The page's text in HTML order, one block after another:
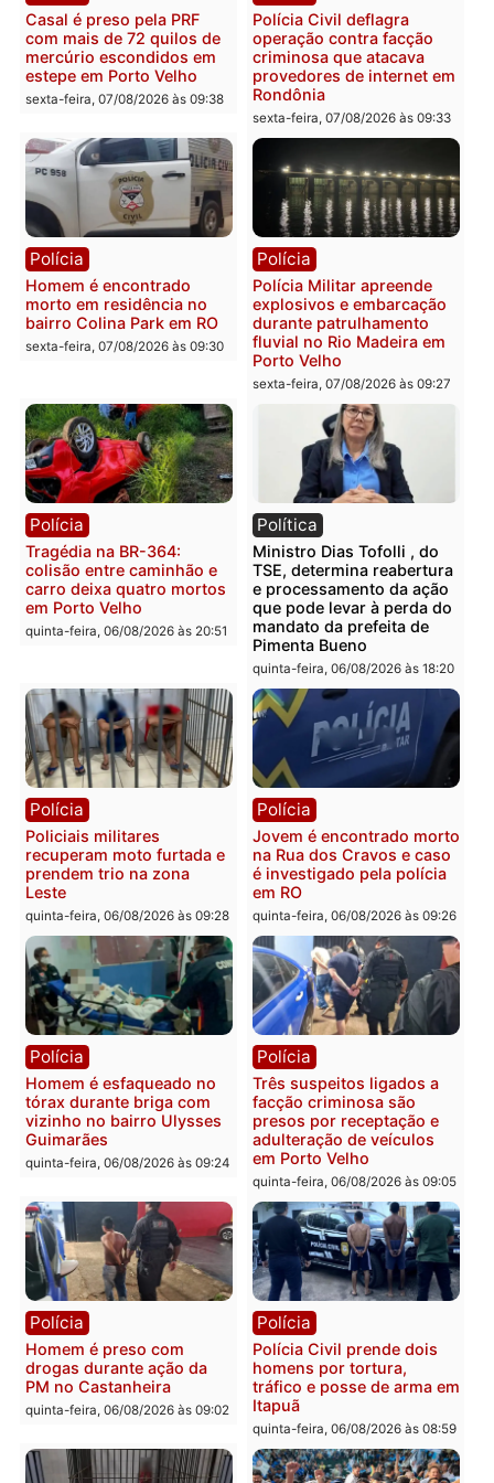
Você também vai querer ler...
Polícia
2 MILHÕES – Unnesa
apresenta documentos
que comprovam
transparência e legalidade
na operação alvo da PF
sexta-feira, 07/08/2026 às 12:24
Polícia
Polícia Federal apreende
400 quilos de drogas e
prende motorista em RO
sexta-feira, 07/08/2026 às
Polícia
Casal é preso pela PRF
com mais de 72 quilos de
mercúrio escondidos em
estepe em Porto Velho
sexta-feira, 07/08/2026 às 09:38
Polícia
Polícia Civil deflagra
operação contra facção
criminosa que atacava
provedores de internet
Rondônia
sexta-feira, 07/08/2026 às
Polícia
Homem é encontrado
morto em residência no
bairro Colina Park em RO
sexta-feira, 07/08/2026 às 09:30
Polícia
Polícia Militar apreende
explosivos e
durante patrulhamento
fluvial no Rio Madeira em
Porto Velho
sexta-feira, 07/08/2026 às
Polícia
Tragédia na BR-364:
colisão entre caminhão e
carro deixa quatro mortos
em Porto Velho
Política
Ministro Dias Tofolli , do
TSE, determina
e processamento da
que pode levar à perda
mandato da prefeita de
Pimenta Bueno
quinta-feira, 06/08/2026 às
Polícia
Policiais militares
recuperam moto furtada e
prendem trio na zona
Polícia
Jovem é encontrado
na Rua dos Cravos e
é investigado pela